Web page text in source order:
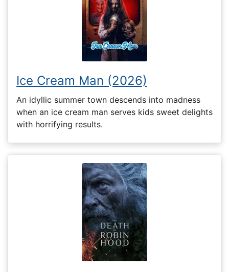
Ice Cream Man (2026)
An idyllic summer town descends into madness
when an ice cream man serves kids sweet delights
with horrifying results.